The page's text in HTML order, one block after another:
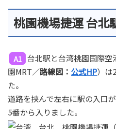
桃園機場捷運 台北
A1 台北駅と台湾桃園国際
園MRT／路線図： 公式HP）は
た。
道路を挟んで左右に駅の入口
5番から入りました。